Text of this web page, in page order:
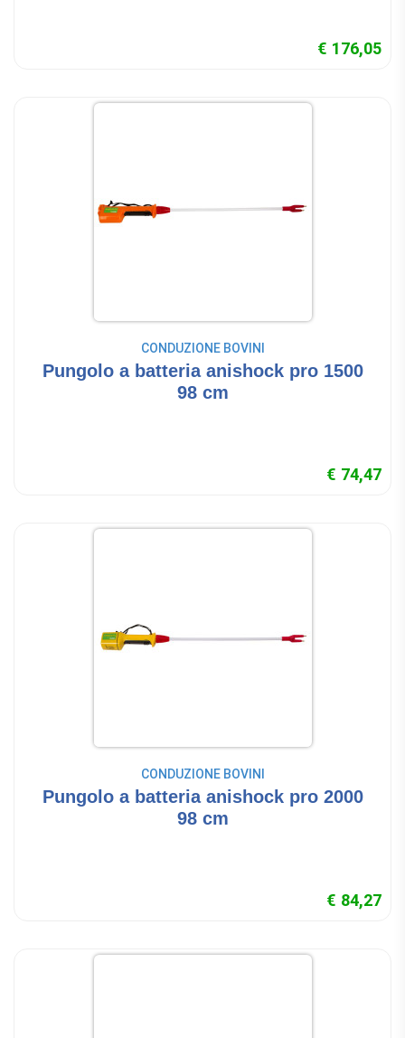
€ 176,05
CONDUZIONE BOVINI
Pungolo a batteria anishock pro 1500
98 cm
€ 74,47
CONDUZIONE BOVINI
Pungolo a batteria anishock pro 2000
98 cm
€ 84,27